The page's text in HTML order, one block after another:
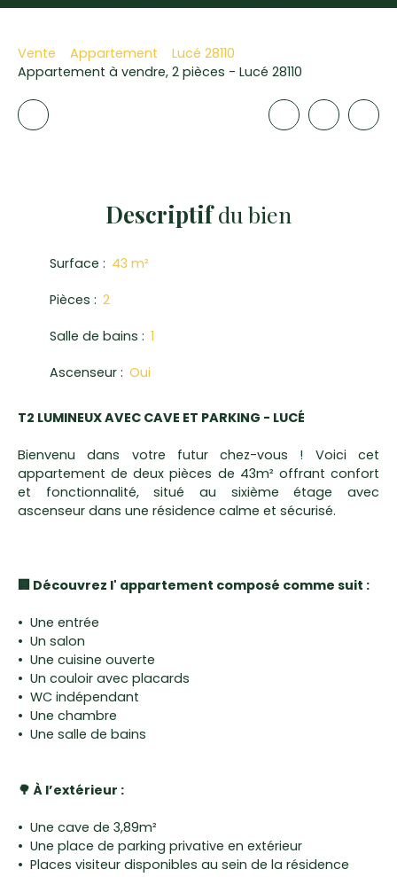
Vente Appartement
Lucé 28110
Appartement à vendre, 2 pièces - Lucé 28110
Descriptifdu bien
Surface : 43 m²
Pièces : 2
Salle de bains : 1
Ascenseur : Oui
T2 LUMINEUX AVEC CAVE ET PARKING - LUCÉ
Bienvenu dans votre futur chez-vous ! Voici cet
appartement de deux pièces de 43m² offrant confort
et fonctionnalité, situé au sixième étage avec
ascenseur dans une résidence calme et sécurisé.
🏢 Découvrez l' appartement composé comme suit :
Une entrée
Un salon
Une cuisine ouverte
Un couloir avec placards
WC indépendant
Une chambre
Une salle de bains
🌳 À l’extérieur :
Une cave de 3,89m²
Une place de parking privative en extérieur
Places visiteur disponibles au sein de la résidence